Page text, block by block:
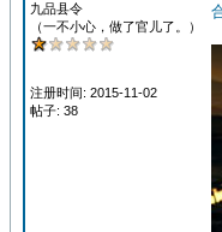
九品县令
（一不小心，做了官儿了。）
注册时间: 2015-11-02
帖子: 38